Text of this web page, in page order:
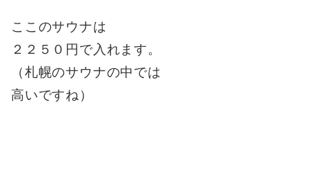
ここのサウナは
２２５０円で入れます。
（札幌のサウナの中では
高いですね）